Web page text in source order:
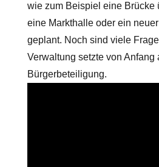
wie zum Beispiel eine Brücke
eine Markthalle oder ein
geplant. Noch sind viele
Verwaltung setzte von Anfang
Bürgerbeteiligung.